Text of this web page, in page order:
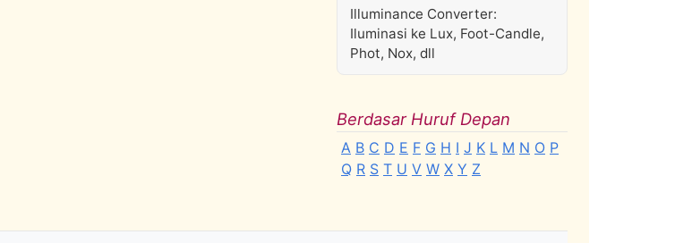
Illuminance Converter:
Iluminasi ke Lux, Foot-Candle,
Phot, Nox, dll
Berdasar Huruf Depan
A B C D E F G H I J K L M N O P
Q R S T U V W X Y Z